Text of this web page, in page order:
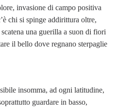
invasione di campo positiva
chi si spinge addirittura oltre,
una guerilla a suon di fiori
il bello dove regnano sterpaglie
insomma, ad ogni latitudine,
guardare in basso,